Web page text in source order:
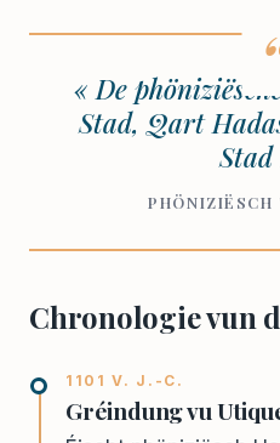
« De
Stad, Qart
Stad
Chronologie vun
1101 V. J.-C.
Gréindung vu